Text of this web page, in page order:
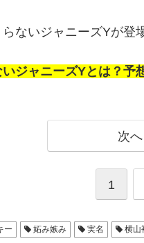
ないジャニーズYが登
ジャニーズYとは？予
次へ
1
ー 妬み嫉み 実名 横山